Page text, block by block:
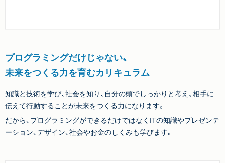
プログラミングだけじゃない、
未来をつくる力を育むカリキュラム
知識と技術を学び、社会を知り、自分の頭でしっかりと考え、相手に
伝えて行動することが未来をつくる力になります。
だから、プログラミングができるだけではなくITの知識やプレゼンテ
ーション、デザイン、社会やお金のしくみも学びます。